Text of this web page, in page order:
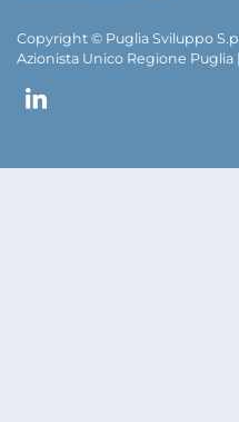
Copyright © Puglia Sviluppo
Azionista Unico Regione Puglia |